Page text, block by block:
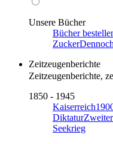
Unsere Bücher
Bücher
Zucker
Zeitzeugenberichte
Zeitzeugenberichte,
1850 - 1945
Kaiserreich
Diktatur
Seekrieg